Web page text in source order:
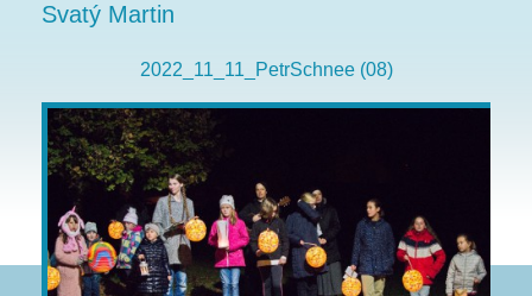
Svatý Martin
2022_11_11_PetrSchnee (08)